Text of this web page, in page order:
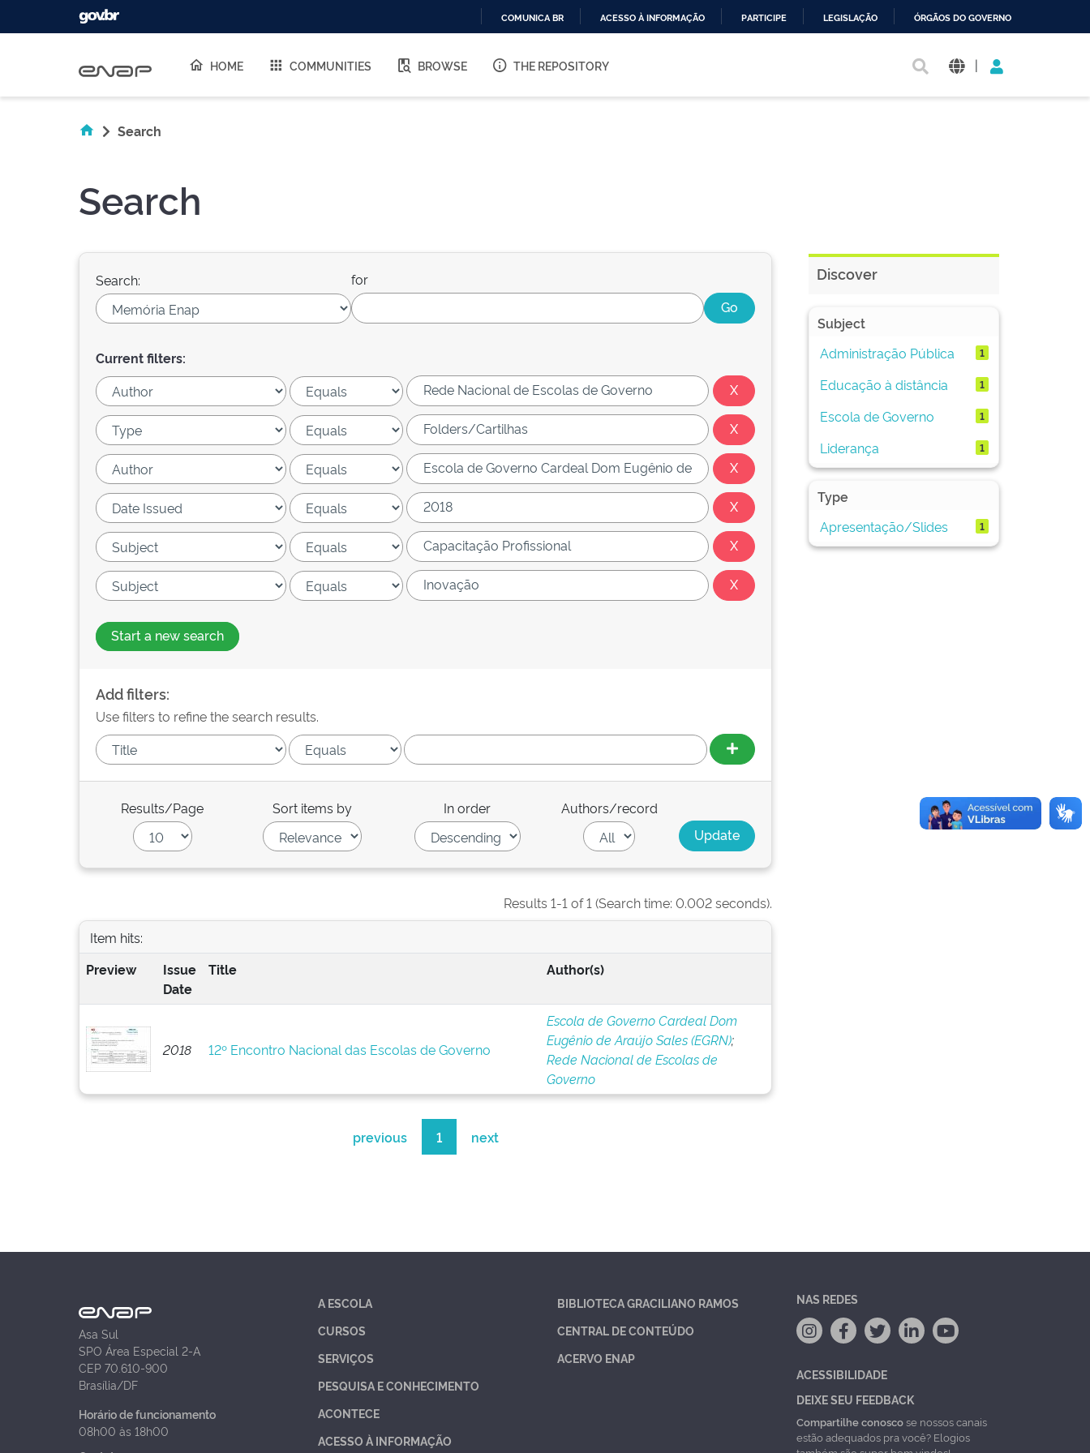
O
COMUNICA BR ACESSO À INFORMAÇÃO PARTICIPE LEGISLAÇÃO ÓRGÃOS DO GOVERNO
HOME COMMUNITIES BROWSE THE REPOSITORY |
Search
Search
Search: for
Current filters:
Start a new search
Add filters:
Use filters to refine the search results.
Results/Page Sort items by In order Authors/record
Results 1-1 of 1 (Search time: 0.002 seconds).
Item hits:
Preview
Issue
Date
Title Author(s)
2018 12º Encontro Nacional das Escolas de Governo
Escola de Governo Cardeal Dom
Eugênio de Araújo Sales (EGRN);
Rede Nacional de Escolas de
Governo
previous 1 next
Discover
Subject
Administração Pública
1
Educação à distância 1
Escola de Governo 1
Liderança 1
Type
Apresentação/Slides
1
Asa Sul
SPO Área Especial 2-A
CEP 70.610-900
Brasília/DF
Horário de funcionamento
08h00 às 18h00
A ESCOLA
CURSOS
SERVIÇOS
PESQUISA E CONHECIMENTO
ACONTECE
ACESSO À INFORMAÇÃO
BIBLIOTECA GRACILIANO RAMOS
CENTRAL DE CONTEÚDO
ACERVO ENAP
NAS REDES
ACESSIBILIDADE
DEIXE SEU FEEDBACK
Compartilhe conoscose nossos canais
estão adequados pra você? Elogios